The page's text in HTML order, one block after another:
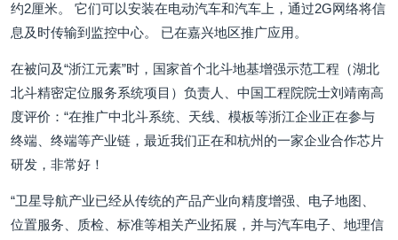
约2厘米。 它们可以安装在电动汽车和汽车上，通过2G网络将信
息及时传输到监控中心。 已在嘉兴地区推广应用。
在被问及“浙江元素”时，国家首个北斗地基增强示范工程（湖北
北斗精密定位服务系统项目）负责人、中国工程院院士刘靖南高
度评价：“在推广中北斗系统、天线、模板等浙江企业正在参与
终端、终端等产业链，最近我们正在和杭州的一家企业合作芯片
研发，非常好！
“卫星导航产业已经从传统的产品产业向精度增强、电子地图、
位置服务、质检、标准等相关产业拓展，并与汽车电子、地理信